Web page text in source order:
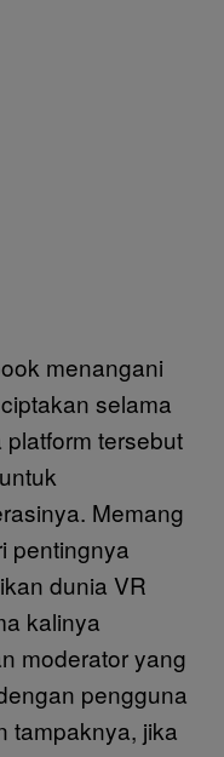
menangani
selama
tersebut
Memang
pentingnya
dunia VR
kalinya
moderator yang
pengguna
tampaknya, jika